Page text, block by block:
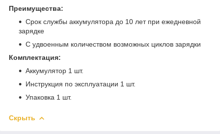
Преимущества:
Срок службы аккумулятора до 10 лет при ежедневной
зарядке
С удвоенным количеством возможных циклов зарядки
Комплектация:
Аккумулятор 1 шт.
Инструкция по эксплуатации 1 шт.
Упаковка 1 шт.
Скрыть